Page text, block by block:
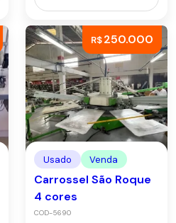
R$250.000
Usado Venda
Carrossel São Roque
4 cores
COD-5690